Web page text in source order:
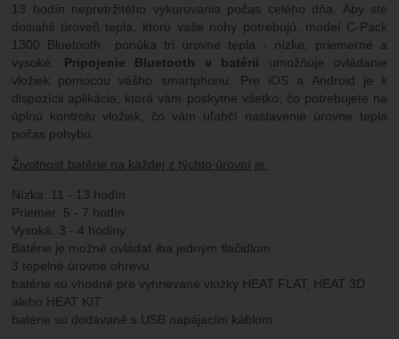
13 hodín nepretržitého vykurovania počas celého dňa. Aby ste
dosiahli úroveň tepla, ktorú vaše nohy potrebujú, model C-Pack
1300 Bluetooth ponúka tri úrovne tepla - nízke, priemerné a
vysoké.
Pripojenie Bluetooth v batérii umožňuje ovládanie
vložiek pomocou vášho smartphonu. Pre iOS a Android je k
dispozícii aplikácia, ktorá vám poskytne všetko, čo potrebujete na
úplnú kontrolu vložiek, čo vám uľahčí nastavenie úrovne tepla
počas pohybu.
Životnosť batérie na každej z týchto úrovní je:
Nízka: 11 - 13 hodín
Priemer: 5 - 7 hodín
Vysoká: 3 - 4 hodiny
Batérie je možné ovládať iba jedným tlačidlom
3 tepelné úrovne ohrevu
batérie sú vhodné pre vyhrievané vložky HEAT FLAT, HEAT 3D
alebo HEAT KIT
batérie sú dodávané s USB napájacím káblom